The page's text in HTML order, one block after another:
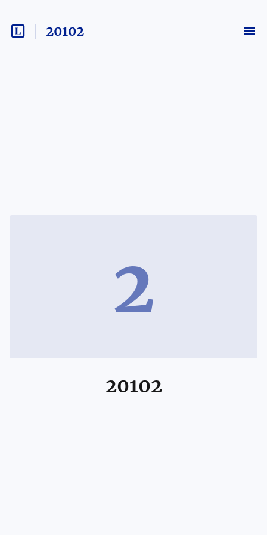
20102
2
20102